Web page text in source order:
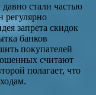
стали частью
регулярно
запрета скидок
банков
покупателей
считают
полагает, что